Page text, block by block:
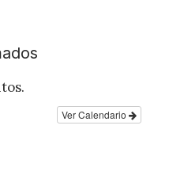
Ver Calendario